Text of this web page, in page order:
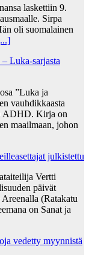
laskettiin 9.
Sirpa
oli suomalainen
Luka-sarjasta
”Luka ja
vauhdikkaasta
ADHD. Kirja on
maailmaan, johon
julkistettu
Vertti
päivät
(Ratakatu
on Sanat ja
vedetty myynnistä